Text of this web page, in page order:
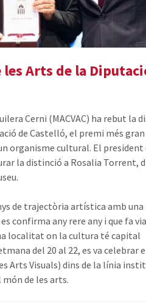
les Arts de la
Cerni (MACVAC) ha rebut la
de Castelló, el premi més gran
organisme cultural. El president
la distinció a Rosalia Torrent,
de trajectòria artística amb una
confirma any rere any i que fa
localitat on la cultura té capital
del 20 al 22, es va celebrar
Arts Visuals) dins de la línia
món de les arts.